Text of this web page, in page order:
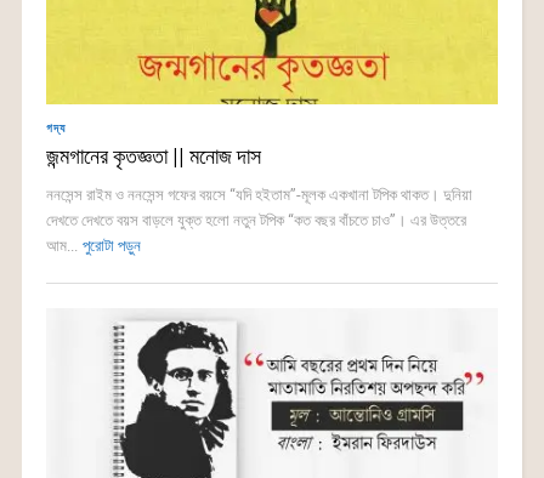
গদ্য
জন্মগানের কৃতজ্ঞতা || মনোজ দাস
ননসেন্স রাইম ও ননসেন্স গফের বয়সে “যদি হইতাম”-মূলক একখানা টপিক থাকত। দুনিয়া
দেখতে দেখতে বয়স বাড়লে যুক্ত হলো নতুন টপিক “কত বছর বাঁচতে চাও”। এর উত্তরে
আম... পুরোটা পড়ুন